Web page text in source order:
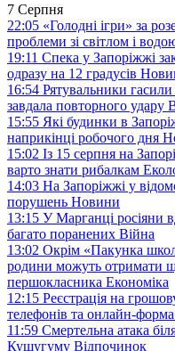
7 Серпня
22:05 «Голодні ігри» за
проблеми зі світлом і
19:11 Спека у Запоріжжі
одразу на 12 градусів
16:54 Рятувальники
завдала повторного удару
15:55 Які будинки в
наприкінці робочого дня
15:02 Із 15 серпня на
варто знати рибалкам
14:03 На Запоріжжі у
порушень Новини
13:15 У Марганці росіяни
багато поранених Війна
13:02 Окрім «Пакунка
родини можуть отримати
першокласника Економіка
12:15 Реєстрація на
телефонів та онлайн-форма
11:59 Смертельна атака
Кушугуму Відпочинок